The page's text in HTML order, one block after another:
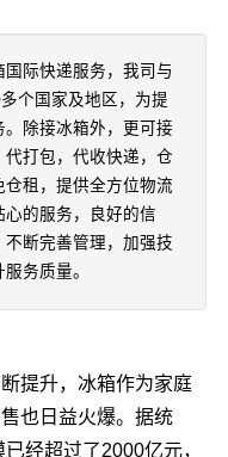
际快递服务，我司与
个国家及地区，为提
除接冰箱外，更可接
打包，代收快递，仓
租，提供全方位物流
的服务，良好的信
断完善管理，加强技
务质量。
提升，冰箱作为家庭
也日益火爆。据统
经超过了2000亿元，